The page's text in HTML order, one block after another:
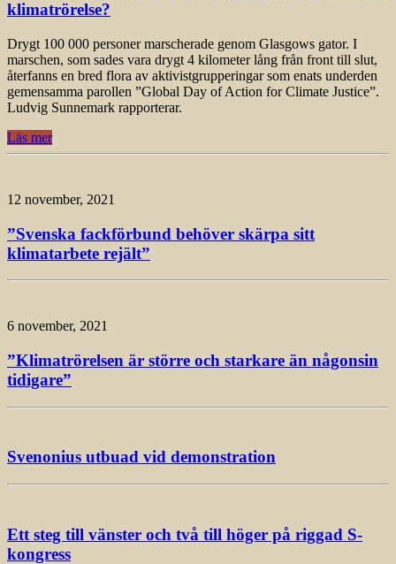
klimatrörelse?
Drygt 100 000 personer marscherade genom Glasgows gator. I
marschen, som sades vara drygt 4 kilometer lång från front till slut,
återfanns en bred flora av aktivistgrupperingar som enats underden
gemensamma parollen ”Global Day of Action for Climate Justice”.
Ludvig Sunnemark rapporterar.
Läs mer
12 november, 2021
”Svenska fackförbund behöver skärpa sitt
klimatarbete rejält”
6 november, 2021
”Klimatrörelsen är större och starkare än någonsin
tidigare”
Svenonius utbuad vid demonstration
Ett steg till vänster och två till höger på riggad S-
kongress